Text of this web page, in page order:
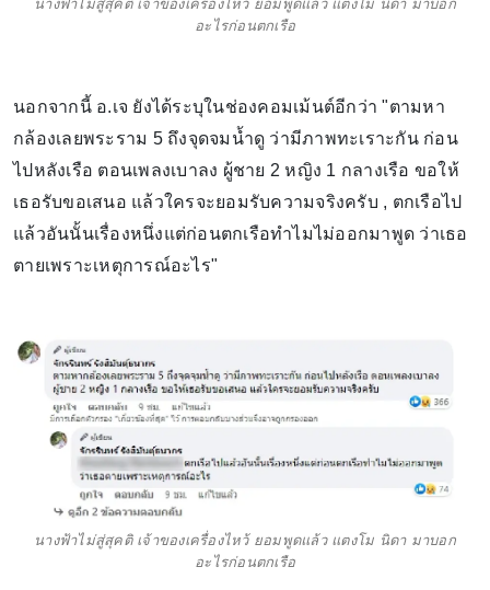
นางฟ้าไม่สู่สุคติ เจ้าของเครื่องไหว้ ยอมพูดแล้ว แตงโม นิดา มาบอก
อะไรก่อนตกเรือ
นอกจากนี้ อ.เจ ยังได้ระบุในช่องคอมเม้นต์อีกว่า "ตามหา
กล้องเลยพระราม 5 ถึงจุดจมน้ำดู ว่ามีภาพทะเราะกัน ก่อน
ไปหลังเรือ ตอนเพลงเบาลง ผู้ชาย 2 หญิง 1 กลางเรือ ขอให้
เธอรับขอเสนอ แล้วใครจะยอมรับความจริงครับ , ตกเรือไป
แล้วอันนั้นเรื่องหนึ่งแต่ก่อนตกเรือทำไมไม่ออกมาพูด ว่าเธอ
ตายเพราะเหตุการณ์อะไร"
นางฟ้าไม่สู่สุคติ เจ้าของเครื่องไหว้ ยอมพูดแล้ว แตงโม นิดา มาบอก
อะไรก่อนตกเรือ